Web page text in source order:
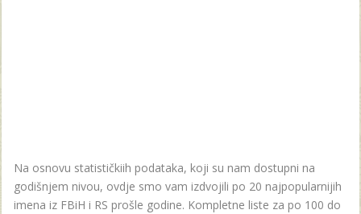
Na osnovu statističkiih podataka, koji su nam dostupni na
godišnjem nivou, ovdje smo vam izdvojili po 20 najpopularnijih
imena iz FBiH i RS prošle godine. Kompletne liste za po 100 do